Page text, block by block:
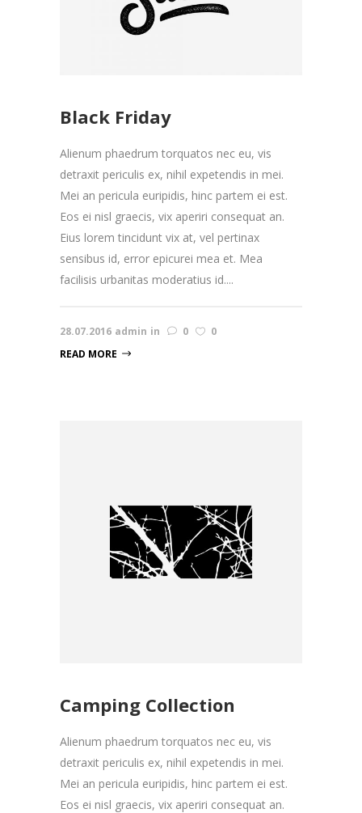
Black Friday
Alienum phaedrum torquatos nec eu, vis
detraxit periculis ex, nihil expetendis in mei.
Mei an pericula euripidis, hinc partem ei est.
Eos ei nisl graecis, vix aperiri consequat an.
Eius lorem tincidunt vix at, vel pertinax
sensibus id, error epicurei mea et. Mea
facilisis urbanitas moderatius id....
28.07.2016 admin in 0
0
READ MORE
Camping Collection
Alienum phaedrum torquatos nec eu, vis
detraxit periculis ex, nihil expetendis in mei.
Mei an pericula euripidis, hinc partem ei est.
Eos ei nisl graecis, vix aperiri consequat an.